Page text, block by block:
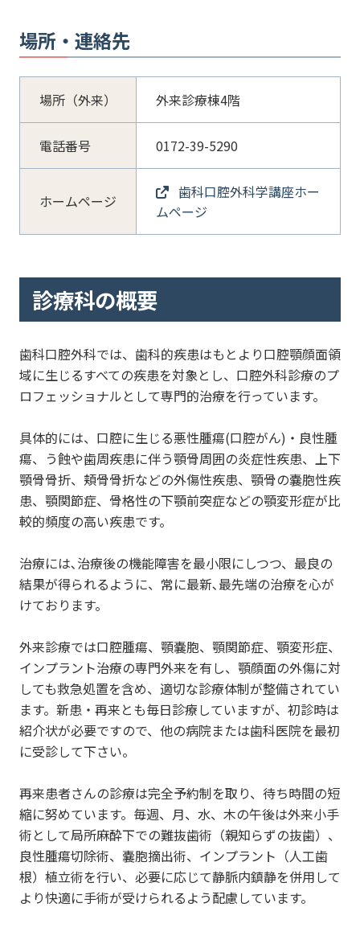
場所・連絡先
場所（外来） 外来診療棟4階
電話番号 0172-39-5290
ホームページ
歯科口腔外科学講座ホー
ムページ
診療科の概要
歯科口腔外科では、歯科的疾患はもとより口腔顎顔面領
域に生じるすべての疾患を対象とし、口腔外科診療のプ
ロフェッショナルとして専門的治療を行っています。
具体的には、口腔に生じる悪性腫瘍(口腔がん)・良性腫
瘍、う蝕や歯周疾患に伴う顎骨周囲の炎症性疾患、上下
顎骨骨折、頬骨骨折などの外傷性疾患、顎骨の嚢胞性疾
患、顎関節症、骨格性の下顎前突症などの顎変形症が比
較的頻度の高い疾患です。
治療には､治療後の機能障害を最小限にしつつ、最良の
結果が得られるように、常に最新､最先端の治療を心が
けております。
外来診療では口腔腫瘍、顎嚢胞、顎関節症、顎変形症、
インプラント治療の専門外来を有し、顎顔面の外傷に対
しても救急処置を含め、適切な診療体制が整備されてい
ます。新患・再来とも毎日診療していますが、初診時は
紹介状が必要ですので、他の病院または歯科医院を最初
に受診して下さい。
再来患者さんの診療は完全予約制を取り、待ち時間の短
縮に努めています。毎週、月、水、木の午後は外来小手
術として局所麻酔下での難抜歯術（親知らずの抜歯）、
良性腫瘍切除術、嚢胞摘出術、インプラント（人工歯
根）植立術を行い、必要に応じて静脈内鎮静を併用して
より快適に手術が受けられるよう配慮しています。